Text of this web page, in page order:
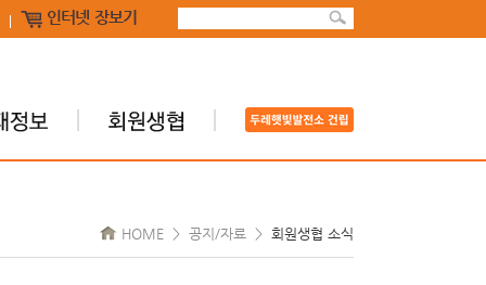
인터넷 장보기
HOME > 공지/자료 > 회원생협 소식